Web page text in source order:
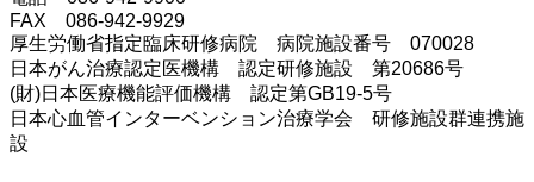
FAX 086-942-9929
厚生労働省指定臨床研修病院 病院施設番号 070028
日本がん治療認定医機構 認定研修施設 第20686号
(財)日本医療機能評価機構 認定第GB19-5号
日本心血管インターベンション治療学会 研修施設群連携施
設